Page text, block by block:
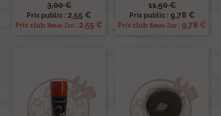
3,00 €
Prix public : 2,55 €
Prix club Renov 2cv : 2,55 €
11,50 €
Prix public : 9,78 €
Prix club Renov 2cv : 9,78 €